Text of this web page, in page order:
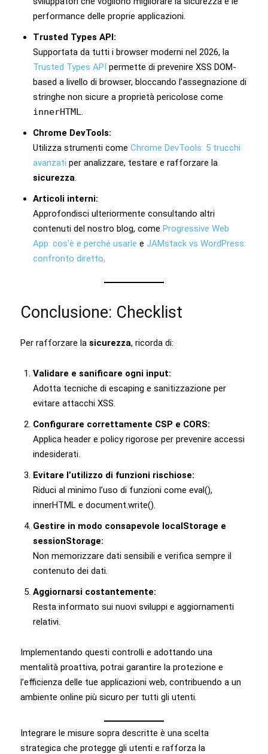
performance delle proprie applicazioni.
Trusted Types API:
Supportata da tutti i browser moderni nel 2026, la
Trusted Types API permette di prevenire XSS DOM-
based a livello di browser, bloccando l’assegnazione di
stringhe non sicure a proprietà pericolose come
innerHTML
Chrome DevTools:
Utilizza strumenti come Chrome DevTools: 5 trucchi
avanzati per analizzare, testare e rafforzare la
sicurezza
Articoli interni:
Approfondisci ulteriormente consultando altri
contenuti del nostro blog, come Progressive Web
App: cos’è e perché usarle e JAMstack vs WordPress:
confronto diretto
Conclusione: Checklist
Per rafforzare la sicurezza, ricorda di:
Validare e sanificare ogni input:
Adotta tecniche di escaping e sanitizzazione per
evitare attacchi XSS.
Configurare correttamente CSP e CORS:
Applica header e policy rigorose per prevenire accessi
indesiderati.
Evitare l’utilizzo di funzioni rischiose:
Riduci al minimo l’uso di funzioni come eval(),
innerHTML e document.write().
Gestire in modo consapevole localStorage e
sessionStorage:
Non memorizzare dati sensibili e verifica sempre il
contenuto dei dati.
Aggiornarsi costantemente:
Resta informato sui nuovi sviluppi e aggiornamenti
relativi.
Implementando questi controlli e adottando una
mentalità proattiva, potrai garantire la protezione e
l’efficienza delle tue applicazioni web, contribuendo a un
ambiente online più sicuro per tutti gli utenti.
Integrare le misure sopra descritte è una scelta
strategica che protegge gli utenti e rafforza la